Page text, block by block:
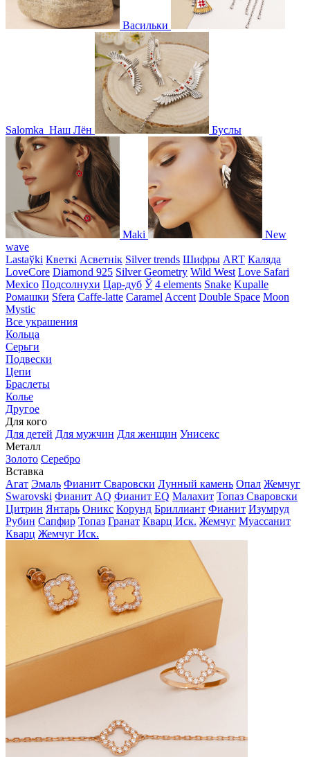
Васильки
Salomka Наш Лён Буслы
Maki
New
wave
Lastaўki Кветкі Асветнiк Silver trends Шифры ART Каляда
LoveCore Diamond 925 Silver Geometry Wild West Love Safari
Mexico Подсолнухи Цар-дуб Ў 4 elements Snake Kupalle
Ромашки Sfera Caffe-latte Caramel Accent Double Space Moon
Mystic
Все украшения
Кольца
Серьги
Подвески
Цепи
Браслеты
Колье
Другое
Для кого
Для детей Для мужчин Для женщин Унисекс
Металл
Золото Серебро
Вставка
Агат Эмаль Фианит Сваровски Лунный камень Опал Жемчуг
Swarovski Фианит AQ Фианит EQ Малахит Топаз Сваровски
Цитрин Янтарь Оникс Корунд Бриллиант Фианит Изумруд
Рубин Сапфир Топаз Гранат Кварц Иск. Жемчуг Муассанит
Кварц Жемчуг Иск.